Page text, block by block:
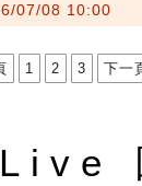
07/08 10:00
1 2 3 下一